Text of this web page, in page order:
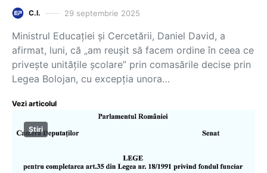
C.I. 29 septembrie 2025
Ministrul Educației și Cercetării, Daniel David, a
afirmat, luni, că „am reușit să facem ordine în ceea ce
privește unitățile școlare” prin comasările decise prin
Legea Bolojan, cu excepția unora…
Vezi articolul
Știri